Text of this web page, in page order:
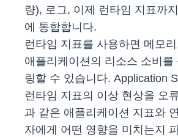
량), 로그, 이제 런타임 지표까
에 통합합니다.
런타임 지표를 사용하면 메모
애플리케이션의 리소스 소비를
링할 수 있습니다. Application
런타임 지표의 이상 현상을 오
과 같은 애플리케이션 지표와
자에게 어떤 영향을 미치는지